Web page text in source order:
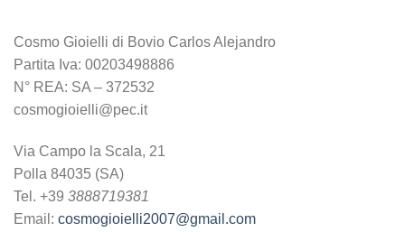
Cosmo Gioielli di Bovio Carlos Alejandro
Partita Iva: 00203498886
N° REA: SA – 372532
cosmogioielli@pec.it
Via Campo la Scala, 21
Polla 84035 (SA)
Tel. +39 3888719381
Email: cosmogioielli2007@gmail.com